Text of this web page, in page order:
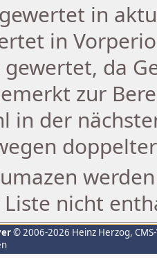
in
in
da
zur
in der
nicht
© 2006-2026 Heinz Herzog,